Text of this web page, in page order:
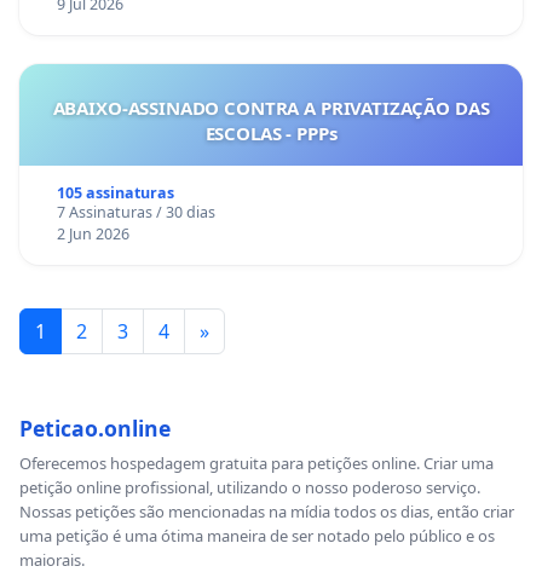
ABAIXO-ASSINADO CONTRA A PRIVATIZAÇÃO DAS
ESCOLAS - PPPs
105 assinaturas
7 Assinaturas / 30 dias
2 Jun 2026
1 2 3 4 »
Peticao.online
Oferecemos hospedagem gratuita para petições online. Criar uma
petição online profissional, utilizando o nosso poderoso serviço.
Nossas petições são mencionadas na mídia todos os dias, então criar
uma petição é uma ótima maneira de ser notado pelo público e os
maiorais.